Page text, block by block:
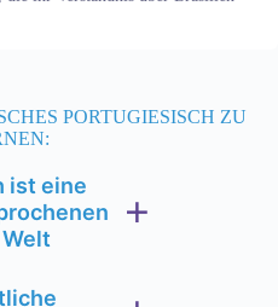
PORTUGIESISCH ZU
ist eine